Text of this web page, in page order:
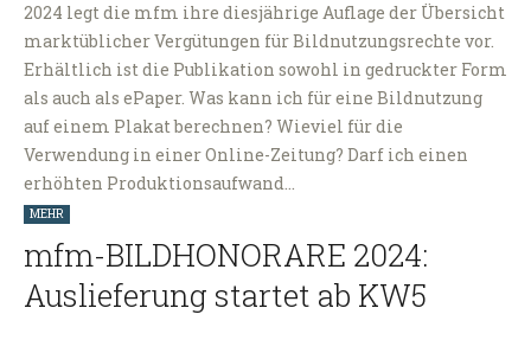
2024 legt die mfm ihre diesjährige Auflage der Übersicht
marktüblicher Vergütungen für Bildnutzungsrechte vor.
Erhält­lich ist die Publikation sowohl in gedruckter Form
als auch als ePaper. Was kann ich für eine Bildnutzung
auf einem Plakat berechnen? Wieviel für die
Verwendung in einer Online-Zeitung? Darf ich einen
erhöhten Produktionsaufwand…
MEHR
mfm-BILDHONORARE 2024:
Auslieferung startet ab KW5